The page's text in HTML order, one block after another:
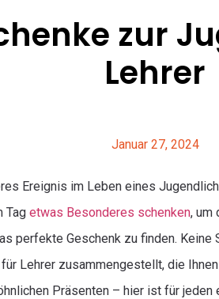
zur
Lehrer
Januar 27, 2024
Ereignis im Leben eines
Tag etwas Besonderes schenken, um
perfekte Geschenk zu finden.
Lehrer zusammengestellt, die
Präsenten – hier ist für jeden